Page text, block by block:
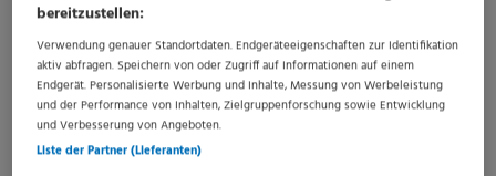
gGmbH, beides unter der Leitung von Dr. Anja Peters.
Durch diese Konstellation ergibt sich ein breites
Einsendespektrum ambulanter und stationärer Fälle. Im
Städt. Klinikum gibt es 6 zertifizierte Krebszentren
(Brustkrebs, gynäkolog. Krebserkrankungen,
Darmkrebs, Pankreaskrebs, Speiseröhrenkrebs,
bereitzustellen:
Verwendung genauer Standortdaten. Endgeräteeigenschaften zur Identifikation
aktiv abfragen. Speichern von oder Zugriff auf Informationen auf einem
Endgerät. Personalisierte Werbung und Inhalte, Messung von Werbeleistung
und der Performance von Inhalten, Zielgruppenforschung sowie Entwicklung
und Verbesserung von Angeboten.
Liste der Partner (Lieferanten)